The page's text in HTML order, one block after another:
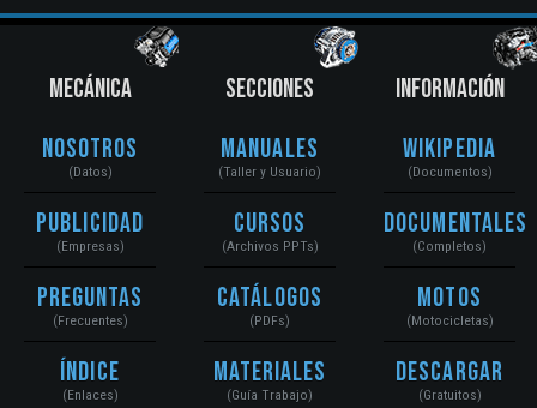
MECÁNICA
Nosotros
(Datos)
Publicidad
(Empresas)
Preguntas
(Frecuentes)
Índice
(Enlaces)
SECCIONES
Manuales
(Taller y Usuario)
Cursos
(Archivos PPTs)
Catálogos
(PDFs)
Materiales
(Guía Trabajo)
INFORMACIÓN
Wikipedia
(Documentos)
Documentales
(Completos)
Motos
(Motocicletas)
Descargar
(Gratuitos)